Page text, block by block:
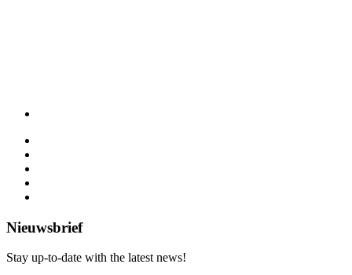
Nieuwsbrief
Stay up-to-date with the latest news!